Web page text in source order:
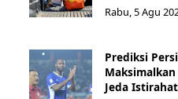
Rabu, 5 Agu
Prediksi
Jeda